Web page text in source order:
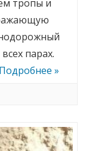
тропы и
парах.
Подробнее »